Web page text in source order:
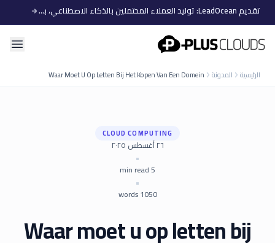
تقديم LeadOcean: توليد العملاء المحتملين بالذكاء الاصطناعي، بيانات منتقاة، توسع سهل
PlusClouds
الرئيسية المدونة Waar Moet U Op Letten Bij Het Kopen Van Een Domein
CLOUD COMPUTING
٢٦ أغسطس ٢٠٢٥
•
5
•
1050
words
Waar moet u op letten bij